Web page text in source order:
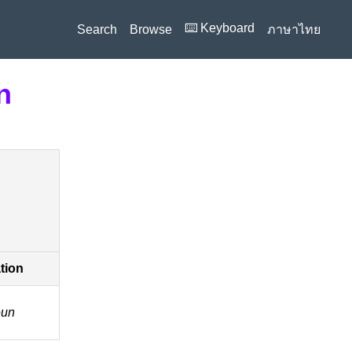
Search Browse ⌨️ Keyboard ภาษาไทย